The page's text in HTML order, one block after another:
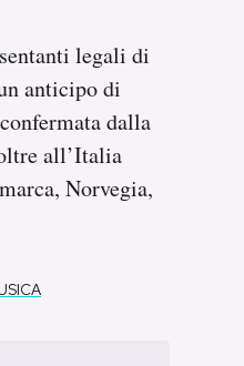
legali di
anticipo di
dalla
all’Italia
Norvegia,